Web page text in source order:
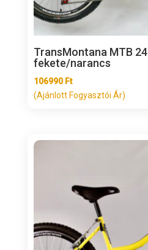
TransMontana MTB
fekete/narancs
106990 Ft
(Ajánlott Fogyasztói Ár)